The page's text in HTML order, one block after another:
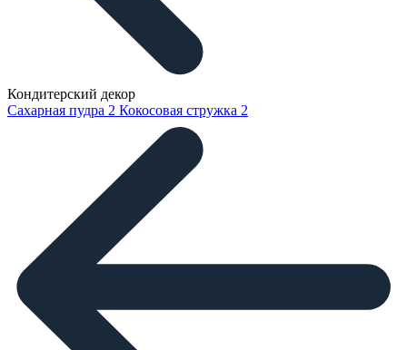
Кондитерский декор
Сахарная пудра 2 Кокосовая стружка 2